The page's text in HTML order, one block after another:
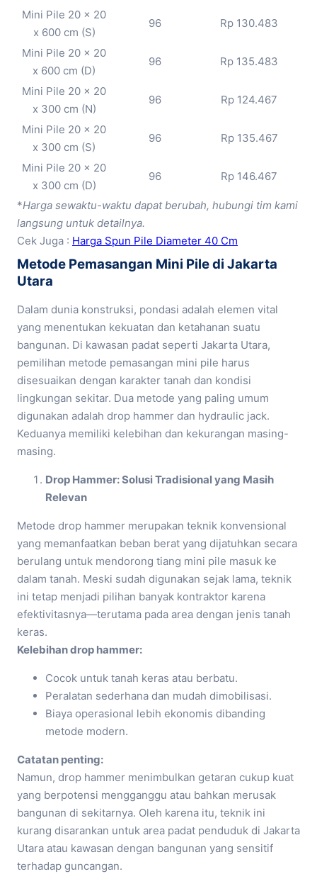
Mini Pile 20 x 20
x 600 cm (S)
96 Rp 130.483
Mini Pile 20 x 20
x 600 cm (D)
96 Rp 135.483
Mini Pile 20 x 20
x 300 cm (N)
96 Rp 124.467
Mini Pile 20 x 20
x 300 cm (S)
96 Rp 135.467
Mini Pile 20 x 20
x 300 cm (D)
96 Rp 146.467
*Harga sewaktu-waktu dapat berubah, hubungi tim kami
langsung untuk detailnya.
Cek Juga : Harga Spun Pile Diameter 40 Cm
Metode Pemasangan Mini Pile di Jakarta
Utara
Dalam dunia konstruksi, pondasi adalah elemen vital
yang menentukan kekuatan dan ketahanan suatu
bangunan. Di kawasan padat seperti Jakarta Utara,
pemilihan metode pemasangan mini pile harus
disesuaikan dengan karakter tanah dan kondisi
lingkungan sekitar. Dua metode yang paling umum
digunakan adalah drop hammer dan hydraulic jack.
Keduanya memiliki kelebihan dan kekurangan masing-
masing.
Drop Hammer: Solusi Tradisional yang Masih
Relevan
Metode drop hammer merupakan teknik konvensional
yang memanfaatkan beban berat yang dijatuhkan secara
berulang untuk mendorong tiang mini pile masuk ke
dalam tanah. Meski sudah digunakan sejak lama, teknik
ini tetap menjadi pilihan banyak kontraktor karena
efektivitasnya—terutama pada area dengan jenis tanah
keras.
Kelebihan drop hammer:
Cocok untuk tanah keras atau berbatu.
Peralatan sederhana dan mudah dimobilisasi.
Biaya operasional lebih ekonomis dibanding
metode modern.
Catatan penting:
Namun, drop hammer menimbulkan getaran cukup kuat
yang berpotensi mengganggu atau bahkan merusak
bangunan di sekitarnya. Oleh karena itu, teknik ini
kurang disarankan untuk area padat penduduk di Jakarta
Utara atau kawasan dengan bangunan yang sensitif
terhadap guncangan.